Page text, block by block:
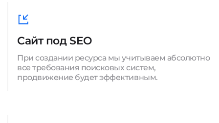
Сайт под SEO
При создании ресурса мы учитываем абсолютно
все требования поисковых систем,
продвижение будет эффективным.